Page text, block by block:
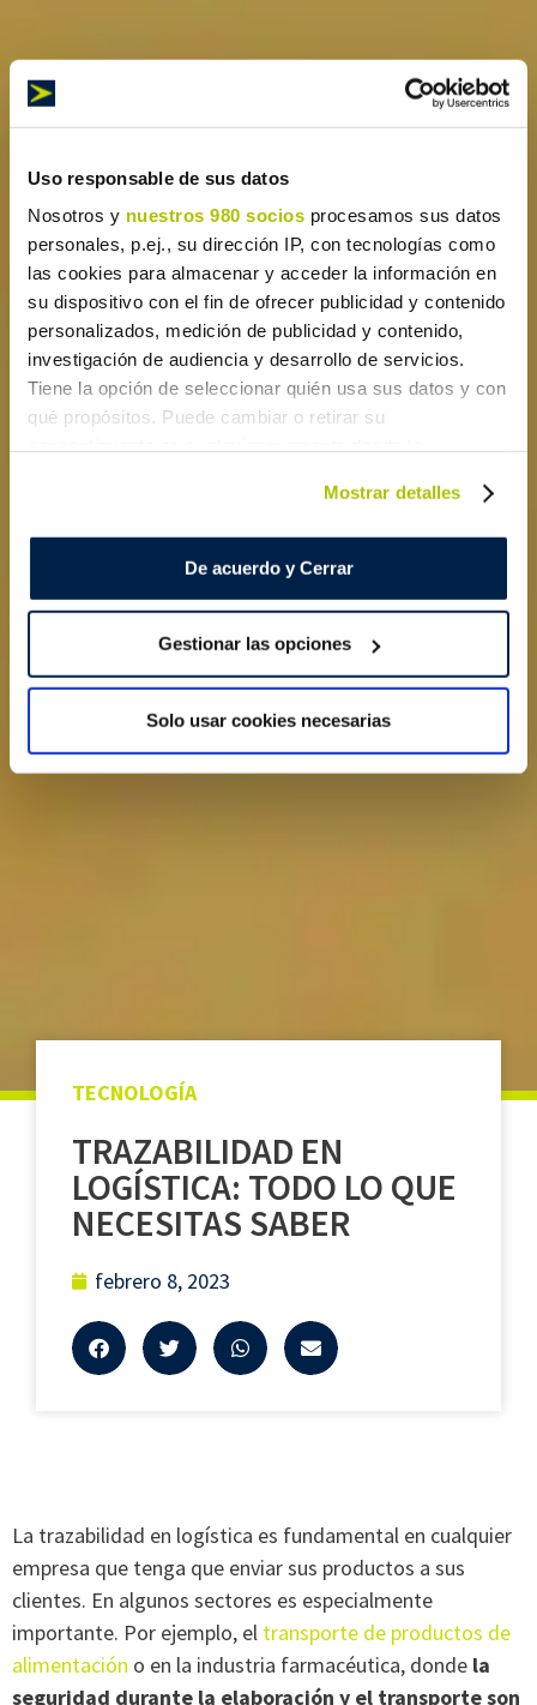
Uso responsable de sus datos
Nosotros y nuestros 980 socios procesamos sus datos
personales, p.ej., su dirección IP, con tecnologías como
las cookies para almacenar y acceder la información en
su dispositivo con el fin de ofrecer publicidad y contenido
personalizados, medición de publicidad y contenido,
investigación de audiencia y desarrollo de servicios.
Tiene la opción de seleccionar quién usa sus datos y con
qué propósitos. Puede cambiar o retirar su
Obtenga más información sobre cómo se procesan sus
sección de datos. Puede cambiar o retirar su
consentimiento en cualquier momento en la Declaración
de cookies.
Las cookies de este sitio web se usan para personalizar
Mostrar detalles
De acuerdo y Cerrar
Gestionar las opciones
Solo usar cookies necesarias
TECNOLOGÍA
TRAZABILIDAD EN
LOGÍSTICA: TODO LO QUE
NECESITAS SABER
febrero 8, 2023
La trazabilidad en logística es fundamental en cualquier
empresa que tenga que enviar sus productos a sus
clientes. En algunos sectores es especialmente
importante. Por ejemplo, el transporte de productos de
alimentación o en la industria farmacéutica, donde la
seguridad durante la elaboración y el transporte son